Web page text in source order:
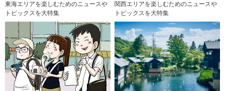
東海エリアを楽しむためのニュースや
トピックスを大特集
関西エリアを楽しむためのニュースや
トピックスを大特集